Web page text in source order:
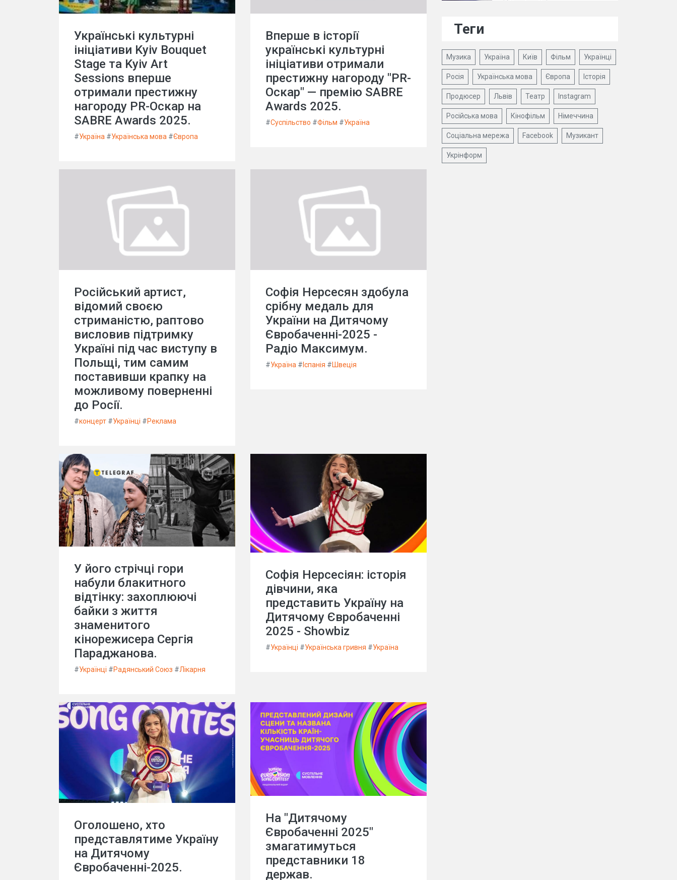
Українські культурні
ініціативи Kyiv Bouquet
Stage та Kyiv Art
Sessions вперше
отримали престижну
нагороду PR-Оскар на
SABRE Awards 2025.
#Україна #Українська мова #Європа
Вперше в історії
українські культурні
ініціативи отримали
престижну нагороду "PR-
Оскар" — премію SABRE
Awards 2025.
#Суспільство #Фільм #Україна
Російський артист,
відомий своєю
стриманістю, раптово
висловив підтримку
Україні під час виступу в
Польщі, тим самим
поставивши крапку на
можливому поверненні
до Росії.
#концерт #Українці #Реклама
Софія Нерсесян здобула
срібну медаль для
України на Дитячому
Євробаченні-2025 -
Радіо Максимум.
#Україна # Іспанія #Швеція
У його стрічці гори
набули блакитного
відтінку: захоплюючі
байки з життя
знаменитого
кінорежисера Сергія
Параджанова.
#Українці #Радянський Союз #Лікарня
Софія Нерсесіян: історія
дівчини, яка
представить Україну на
Дитячому Євробаченні
2025 - Showbiz
#Українці #Українська гривня #Україна
Оголошено, хто
представлятиме Україну
на Дитячому
Євробаченні-2025.
На "Дитячому
Євробаченні 2025"
змагатимуться
представники 18
держав.
Теги
Музика Україна Київ Фільм Українці
Росія Українська мова Європа Історія
Продюсер Львів Театр Instagram
Російська мова Кінофільм Німеччина
Соціальна мережа Facebook Музикант
Укрінформ